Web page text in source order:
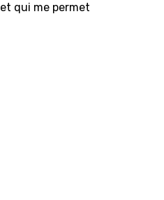
et qui me permet